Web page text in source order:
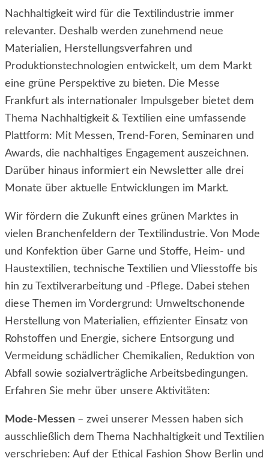
Nachhaltigkeit wird für die Textilindustrie immer
relevanter. Deshalb werden zunehmend neue
Materialien, Herstellungsverfahren und
Produktionstechnologien entwickelt, um dem Markt
eine grüne Perspektive zu bieten. Die Messe
Frankfurt als internationaler Impulsgeber bietet dem
Thema Nachhaltigkeit & Textilien eine umfassende
Plattform: Mit Messen, Trend-Foren, Seminaren und
Awards, die nachhaltiges Engagement auszeichnen.
Darüber hinaus informiert ein Newsletter alle drei
Monate über aktuelle Entwicklungen im Markt.
Wir fördern die Zukunft eines grünen Marktes in
vielen Branchenfeldern der Textilindustrie. Von Mode
und Konfektion über Garne und Stoffe, Heim- und
Haustextilien, technische Textilien und Vliesstoffe bis
hin zu Textilverarbeitung und -Pflege. Dabei stehen
diese Themen im Vordergrund: Umweltschonende
Herstellung von Materialien, effizienter Einsatz von
Rohstoffen und Energie, sichere Entsorgung und
Vermeidung schädlicher Chemikalien, Reduktion von
Abfall sowie sozialverträgliche Arbeitsbedingungen.
Erfahren Sie mehr über unsere Aktivitäten:
Mode-Messen – zwei unserer Messen haben sich
ausschließlich dem Thema Nachhaltigkeit und Textilien
verschrieben: Auf der Ethical Fashion Show Berlin und